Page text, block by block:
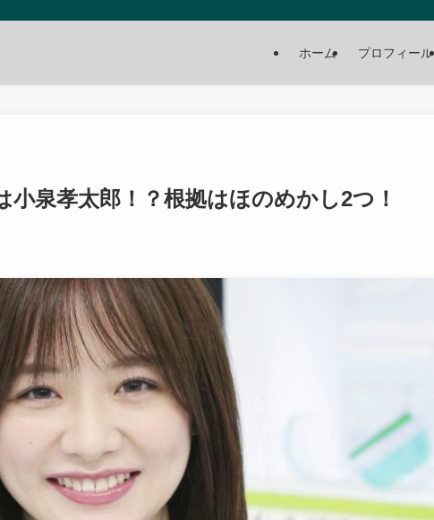
ホーム プロフィール
小泉孝太郎！？根拠はほのめかし2つ！